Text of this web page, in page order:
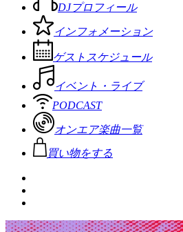
DJプロフィール
インフォメーション
ゲストスケジュール
イベント・ライブ
PODCAST
オンエア楽曲一覧
買い物をする